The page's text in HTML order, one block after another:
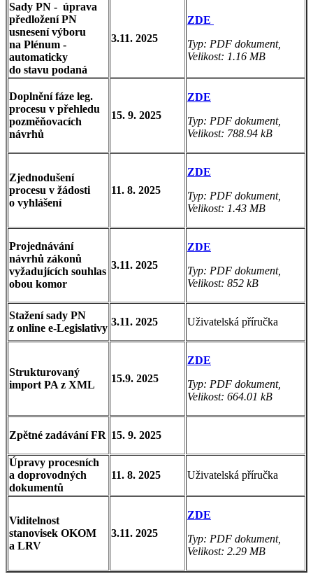
Sady PN - úprava
předložení PN
usnesení výboru
na Plénum -
automaticky
do stavu podaná
3.11. 2025
ZDE
Typ: PDF dokument,
Velikost: 1.16 MB
Doplnění fáze leg.
procesu v přehledu
pozměňovacích
návrhů
15. 9. 2025
ZDE
Typ: PDF dokument,
Velikost: 788.94 kB
Zjednodušení
procesu v žádosti
o vyhlášení
11. 8. 2025
ZDE
Typ: PDF dokument,
Velikost: 1.43 MB
Projednávání
návrhů zákonů
vyžadujících souhlas
obou komor
3.11. 2025
ZDE
Typ: PDF dokument,
Velikost: 852 kB
Stažení sady PN
z online e-Legislativy
3.11. 2025 Uživatelská příručka
Strukturovaný
import PA z XML
15.9. 2025
ZDE
Typ: PDF dokument,
Velikost: 664.01 kB
Zpětné zadávání FR 15. 9. 2025
Úpravy procesních
a doprovodných
dokumentů
11. 8. 2025 Uživatelská příručka
Viditelnost
stanovisek OKOM
a LRV
3.11. 2025
ZDE
Typ: PDF dokument,
Velikost: 2.29 MB